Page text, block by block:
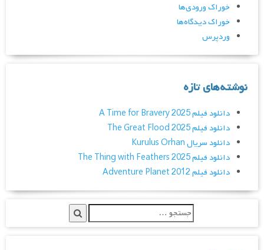
خوراک ورودی‌ها
خوراک دیدگاه‌ها
وردپرس
نوشته‌های تازه
دانلود فیلم A Time for Bravery 2025
دانلود فیلم The Great Flood 2025
دانلود سریال Kurulus Orhan
دانلود فیلم The Thing with Feathers 2025
دانلود فیلم Adventure Planet 2012